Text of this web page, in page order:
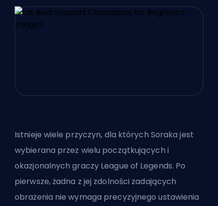
Istnieje wiele przyczyn, dla których Soraka jest
wybierana przez wielu początkujących i
okazjonalnych graczy League of Legends. Po
pierwsze, żadna z jej zdolności zadających
obrażenia nie wymaga precyzyjnego ustawienia